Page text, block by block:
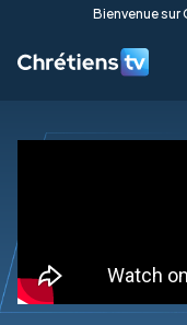
Bienvenue sur